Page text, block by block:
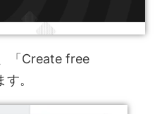
「Create free
。